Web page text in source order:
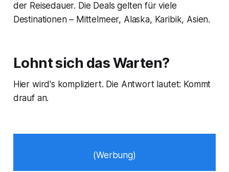
der Reisedauer. Die Deals gelten für viele
Destinationen – Mittelmeer, Alaska, Karibik, Asien.
Lohnt sich das Warten?
Hier wird's kompliziert. Die Antwort lautet: Kommt
drauf an.
(Werbung)